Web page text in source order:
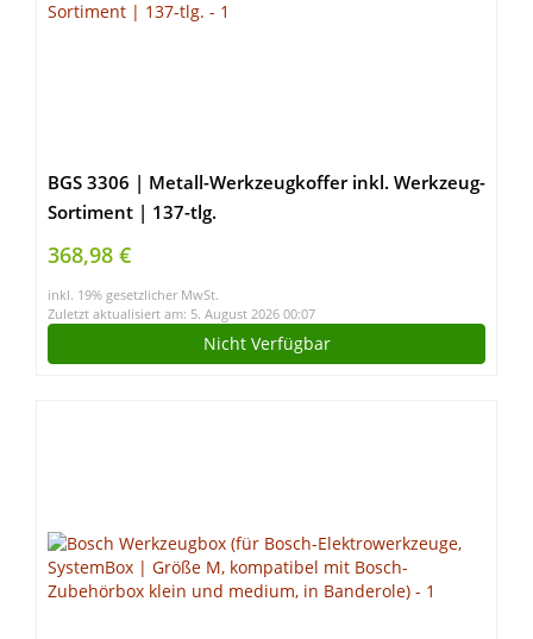
BGS 3306 | Metall-Werkzeugkoffer inkl. Werkzeug-
Sortiment | 137-tlg.
368,98 €
inkl. 19% gesetzlicher MwSt.
Zuletzt aktualisiert am: 5. August 2026 00:07
Nicht Verfügbar